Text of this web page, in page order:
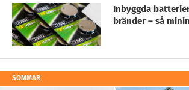
Inbyggda
bränder – så
SOMMAR